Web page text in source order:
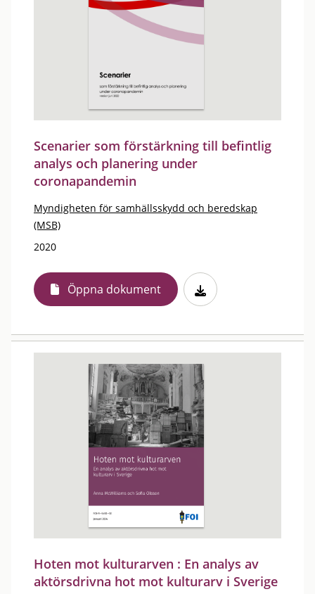
Scenarier som förstärkning till befintlig
analys och planering under
coronapandemin
Myndigheten för samhällsskydd och beredskap
(MSB)
2020
Öppna dokument
Hoten mot kulturarven : En analys av
aktörsdrivna hot mot kulturarv i Sverige